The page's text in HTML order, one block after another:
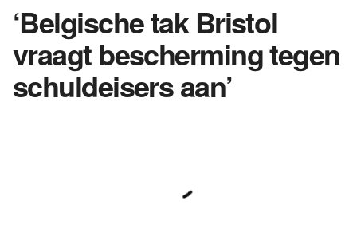
‘Belgische tak Bristol
vraagt bescherming tegen
schuldeisers aan’